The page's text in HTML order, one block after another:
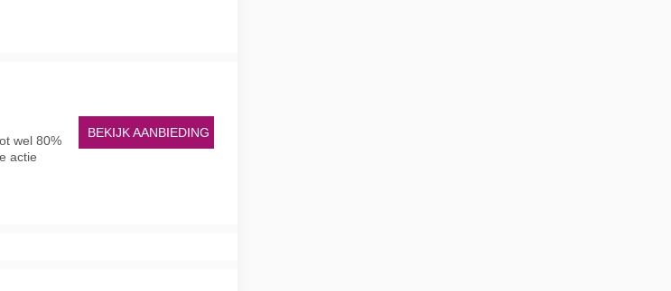
wel 80%
actie
BEKIJK AANBIEDING